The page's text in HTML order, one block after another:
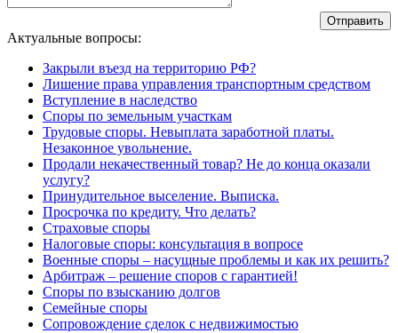
Актуальные вопросы:
Закрыли въезд на территорию РФ?
Лишение права управления транспортным средством
Вступление в наследство
Споры по земельным участкам
Трудовые споры. Невыплата заработной платы.
Незаконное увольнение.
Продали некачественный товар? Не до конца оказали
услугу?
Принудительное выселение. Выписка.
Просрочка по кредиту. Что делать?
Страховые споры
Налоговые споры: консультация в вопросе
Военные споры – насущные проблемы и как их решить?
Арбитраж – решение споров с гарантией!
Споры по взысканию долгов
Семейные споры
Сопровождение сделок с недвижимостью